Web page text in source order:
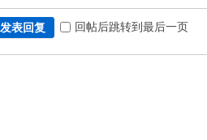
发表回复 回帖后跳转到最后一页